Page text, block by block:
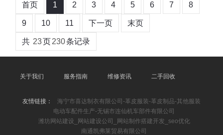
首页 1 2 3 4 5 6 7 8
9 10 11 下一页 末页
共 23页230条记录
关于我们 服务指南 维修资讯 二手回收
友情链接：
海宁市喜达制衣有限公司-革皮服装-革皮制品-其他服装
电动车配件生产-无锡市连仙机车部件有限公司
潍坊网站建设_网站建设公司_网站制作搭建开发_seo优化
南通凯弗莱贸易有限公司